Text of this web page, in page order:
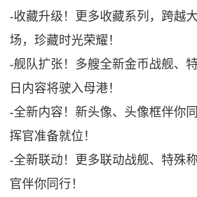
-收藏升级！更多收藏系列，跨越
场，珍藏时光荣耀！
-舰队扩张！多艘全新金币战舰、
日内容将驶入母港！
-全新内容！新头像、头像框伴你
挥官准备就位！
-全新联动！更多联动战舰、特殊
官伴你同行！